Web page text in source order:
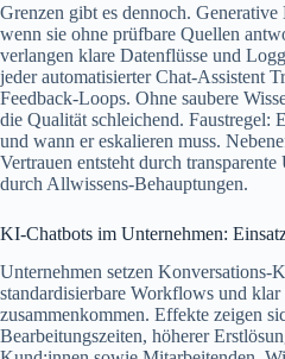
Grenzen gibt es dennoch.
wenn sie ohne prüfbare Quellen
verlangen klare Datenflüsse und
jeder automatisierter Chat-Assistent
Feedback-Loops. Ohne saubere
die Qualität schleichend. Faustregel:
und wann er eskalieren muss.
Vertrauen entsteht durch
durch Allwissens-Behauptungen.
KI-Chatbots im Unternehmen:
Unternehmen setzen
standardisierbare Workflows und
zusammenkommen. Effekte zeigen
Bearbeitungszeiten, höherer